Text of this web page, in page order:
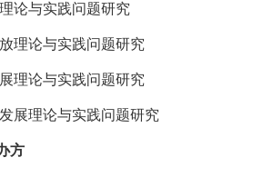
论与实践问题研究
理论与实践问题研究
理论与实践问题研究
展理论与实践问题研究
办及承办方